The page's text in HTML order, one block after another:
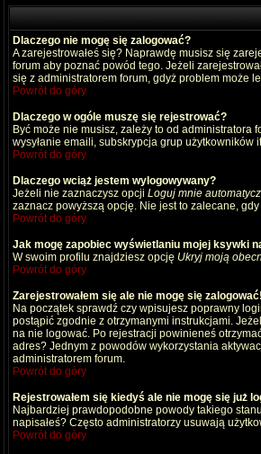
Dlaczego nie mogę się zalogować?
A zarejestrowałeś się? Naprawdę musisz się
forum aby poznać powód tego. Jeżeli
się z administratorem forum, gdyż problem może
Powrót do góry
Dlaczego w ogóle muszę się rejestrować?
Być może nie musisz, zależy to od
wysyłanie emaili, subskrypcja grup
Powrót do góry
Dlaczego wciąż jestem wylogowywany?
Jeżeli nie zaznaczysz opcji Loguj mnie
zaznacz powyższą opcję. Nie jest to zalecane,
Powrót do góry
Jak mogę zapobiec wyświetlaniu mojej ksywki
W swoim profilu znajdziesz opcję Ukryj moją
Powrót do góry
Zarejestrowałem się ale nie mogę się zalogować!
Na początek sprawdź czy wpisujesz poprawny
postąpić zgodnie z otrzymanymi instrukcjami.
na nie logować. Po rejestracji powinieneś
adres? Jednym z powodów wykorzystania
administratorem forum.
Powrót do góry
Rejestrowałem się kiedyś ale nie mogę się już
Najbardziej prawdopodobne powody takiego
napisałeś? Często administratorzy usuwają
Powrót do góry